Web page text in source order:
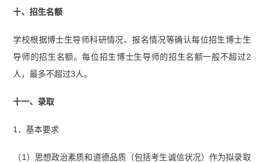
十、招生名额
学校根据博士生导师科研情况、报名情况等确认每位招生博士生
导师的招生名额。每位招生博士生导师的招生名额一般不超过2
人，最多不超过3人。
十一、录取
1．基本要求
（1）思想政治素质和道德品质（包括考生诚信状况）作为拟录取